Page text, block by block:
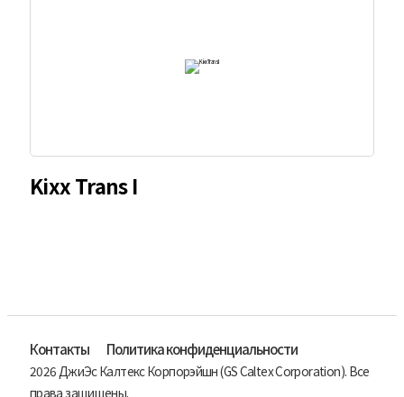
Kixx Trans I
Контакты Политика конфиденциальности
2026 ДжиЭс Калтекс Корпорэйшн (GS Caltex Corporation). Все
права защищены.